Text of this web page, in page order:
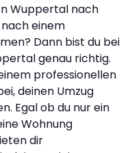
Wuppertal nach
einem
Dann bist du bei
genau richtig.
professionellen
deinen Umzug
Egal ob du nur ein
Wohnung
dir